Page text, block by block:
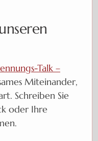
Talk –
Miteinander,
Schreiben Sie
oder Ihre